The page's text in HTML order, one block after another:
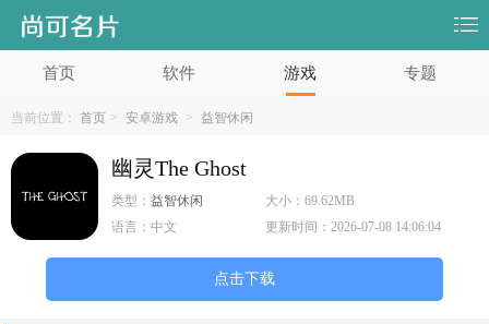
首页 软件 游戏 专题
当前位置： 首页 > 安卓游戏 > 益智休闲
幽灵The Ghost
类型： 益智休闲 大小：69.62MB
语言： 中文 更新时间：2026-07-08 14:06:04
点击下载